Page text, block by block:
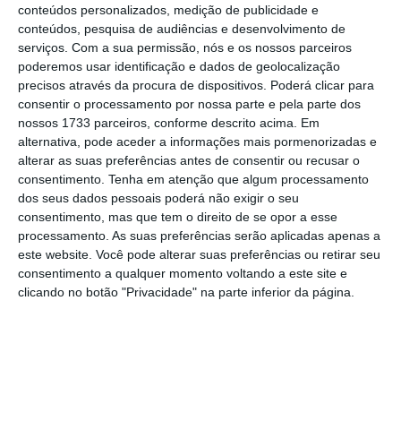
conteúdos personalizados, medição de publicidade e
conteúdos, pesquisa de audiências e desenvolvimento de
serviços. Com a sua permissão, nós e os nossos parceiros
poderemos usar identificação e dados de geolocalização
precisos através da procura de dispositivos. Poderá clicar para
consentir o processamento por nossa parte e pela parte dos
nossos 1733 parceiros, conforme descrito acima. Em
alternativa, pode aceder a informações mais pormenorizadas e
alterar as suas preferências antes de consentir ou recusar o
consentimento. Tenha em atenção que algum processamento
dos seus dados pessoais poderá não exigir o seu
consentimento, mas que tem o direito de se opor a esse
processamento. As suas preferências serão aplicadas apenas a
este website. Você pode alterar suas preferências ou retirar seu
consentimento a qualquer momento voltando a este site e
clicando no botão "Privacidade" na parte inferior da página.
esse valor fica numa conta bancária
‘congelada’ apensa ao processo. Esta medida
de coação pode ser substituída, por iniciativa
do juiz, ou por requerimento, por qualquer
outra medida de coação, caso o arguido
esteja impossibilitado de a prestar.
Como é calculado o valor
da caução pelo juiz de
instrução?